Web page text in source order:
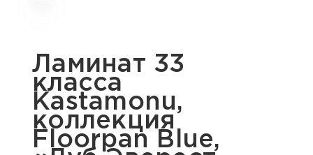
Ламинат 33
класса
Kastamonu,
коллекция
Floorpan Blue,